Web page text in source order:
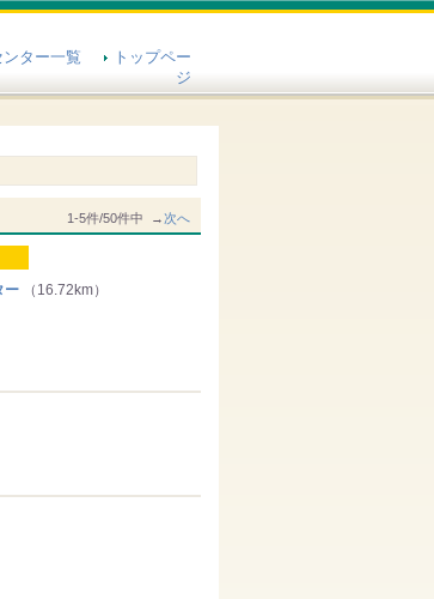
ター一覧
トップペー
ジ
1-5件/50件中 →次へ
ー （16.72km）